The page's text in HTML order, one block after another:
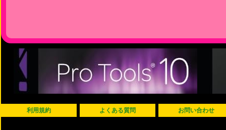
利用規約 よくある質問 お問い合わせ